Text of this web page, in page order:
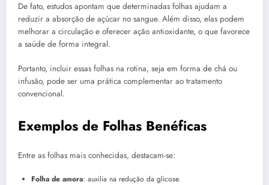
De fato, estudos apontam que determinadas folhas ajudam a
reduzir a absorção de açúcar no sangue. Além disso, elas podem
melhorar a circulação e oferecer ação antioxidante, o que favorece
a saúde de forma integral.
Portanto, incluir essas folhas na rotina, seja em forma de chá ou
infusão, pode ser uma prática complementar ao tratamento
convencional.
Exemplos de Folhas Benéficas
Entre as folhas mais conhecidas, destacam-se:
Folha de amora: auxilia na redução da glicose.